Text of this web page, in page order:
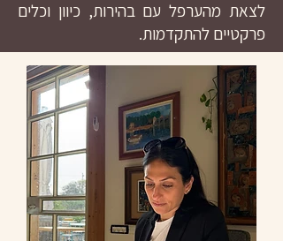
לצאת מהערפל עם בהירות, כיוון וכלים
פרקטיים להתקדמות.